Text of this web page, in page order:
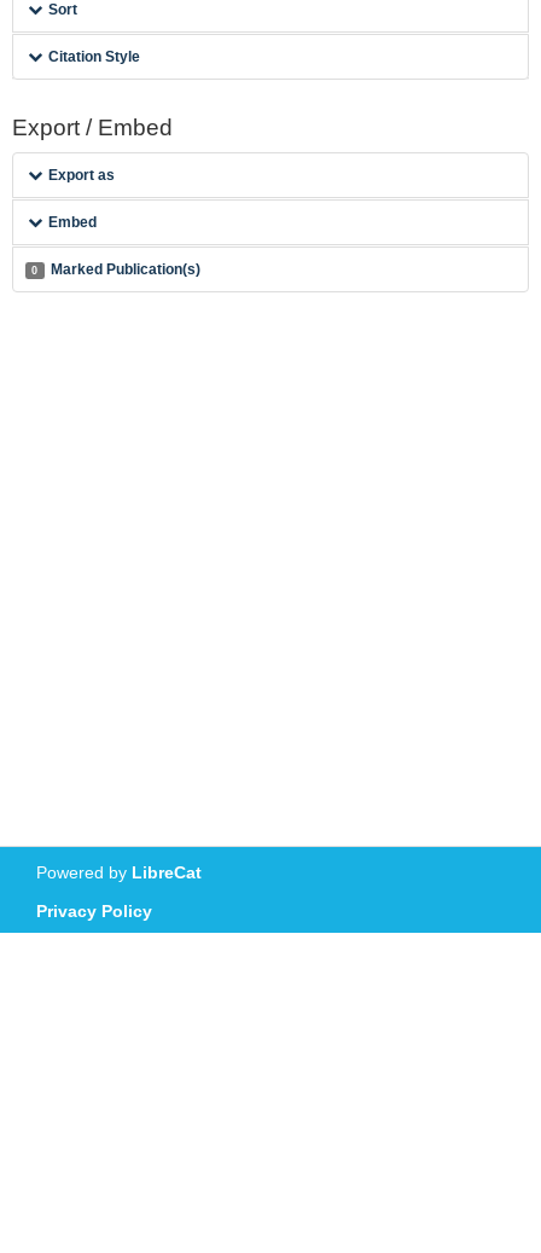
Sort
Citation Style
Export / Embed
Export as
Embed
0 Marked Publication(s)
Powered by LibreCat
Privacy Policy